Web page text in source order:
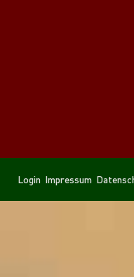
Navigation
überspringen
Login Impressum